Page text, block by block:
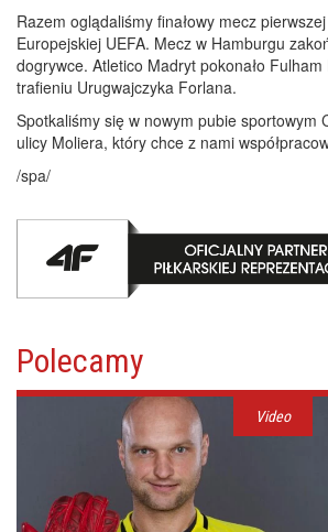
Razem oglądaliśmy finałowy mecz
Europejskiej UEFA. Mecz w Hamburgu
dogrywce. Atletico Madryt pokonało
trafieniu Urugwajczyka Forlana.
Spotkaliśmy się w nowym pubie sportowym
ulicy Moliera, który chce z nami
/spa/
Polecamy
Video